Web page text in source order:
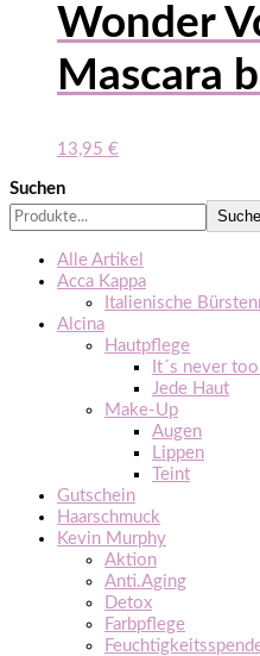
Wonder
Mascara
13,95 €
Suchen
Alle Artikel
Acca Kappa
Italienische
Alcina
Hautpflege
It´s never
Jede Haut
Make-Up
Augen
Lippen
Teint
Gutschein
Haarschmuck
Kevin Murphy
Aktion
Anti.Aging
Detox
Farbpflege